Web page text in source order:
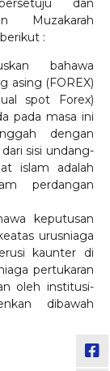
dan
Muzakarah
:
bahawa
asing (FOREX)
spot Forex)
pada masa ini
dengan
sisi undang-
islam adalah
perdangan
keputusan
urusniaga
kaunter di
pertukaran
oleh institusi-
dibawah